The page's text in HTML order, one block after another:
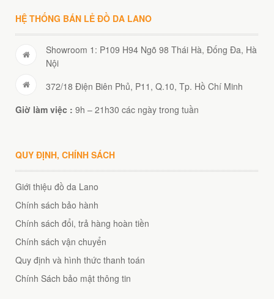
HỆ THỐNG BÁN LẺ ĐỒ DA LANO
Showroom 1: P109 H94 Ngõ 98 Thái Hà, Đống Đa, Hà
Nội
372/18 Điện Biên Phủ, P11, Q.10, Tp. Hồ Chí Minh
Giờ làm việc : 9h – 21h30 các ngày trong tuần
QUY ĐỊNH, CHÍNH SÁCH
Giới thiệu đồ da Lano
Chính sách bảo hành
Chính sách đổi, trả hàng hoàn tiền
Chính sách vận chuyển
Quy định và hình thức thanh toán
Chính Sách bảo mật thông tin